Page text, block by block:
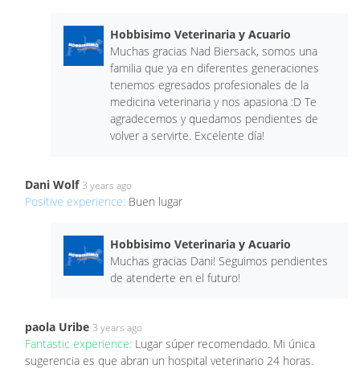
Hobbisimo Veterinaria y Acuario
Muchas gracias Nad Biersack, somos una
familia que ya en diferentes generaciones
tenemos egresados profesionales de la
medicina veterinaria y nos apasiona :D Te
agradecemos y quedamos pendientes de
volver a servirte. Excelente día!
Dani Wolf 3 years ago
Positive experience: Buen lugar
Hobbisimo Veterinaria y Acuario
Muchas gracias Dani! Seguimos pendientes
de atenderte en el futuro!
paola Uribe 3 years ago
Fantastic experience: Lugar súper recomendado. Mi única
sugerencia es que abran un hospital veterinario 24 horas.